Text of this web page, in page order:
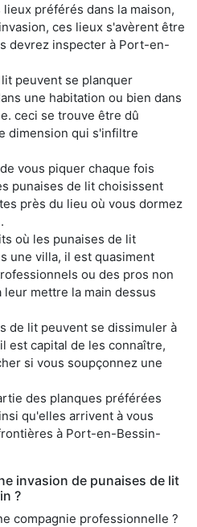
préférés dans la maison,
ces lieux s'avèrent être
devrez inspecter à Port-en-
peuvent se planquer
une habitation ou bien dans
ceci se trouve être dû
dimension qui s'infiltre
vous piquer chaque fois
punaises de lit choisissent
près du lieu où vous dormez
où les punaises de lit
une villa, il est quasiment
ou des pros non
mettre la main dessus
de lit peuvent se dissimuler à
est capital de les connaître,
si vous soupçonnez une
des planques préférées
qu'elles arrivent à vous
à Port-en-Bessin-
invasion de punaises de lit
?
compagnie professionnelle ?